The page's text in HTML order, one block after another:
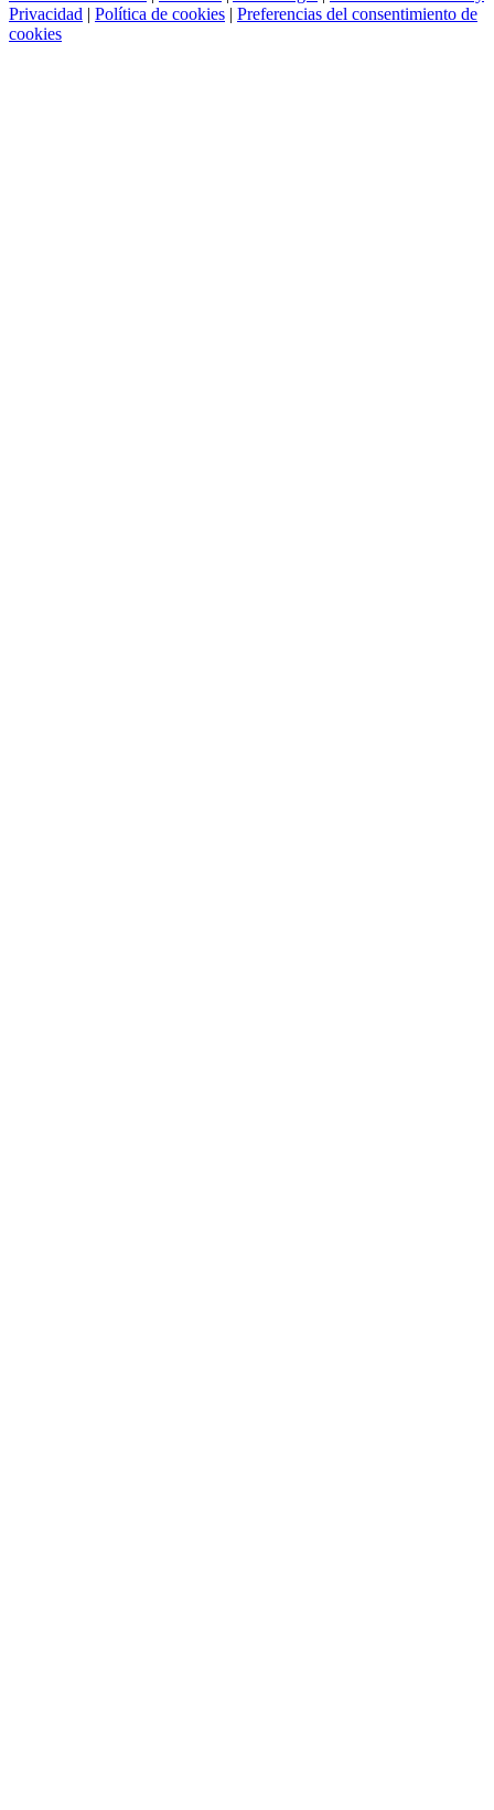
Privacidad | Política de cookies | Preferencias del consentimiento de
cookies